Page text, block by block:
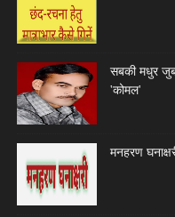
सबकी मधुर
'कोमल'
मनहरण